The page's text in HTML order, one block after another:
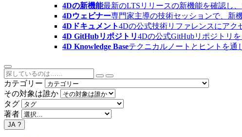
4Dの新機能最新のLTSリリースの新機能を確認し
4Dウェビナー専門家主導の技術セッションで、新
4Dドキュメント4Dの公式技術リファレンスにアク
4D GitHubリポジトリ4Dの公式GitHubリポジトリを
4D Knowledge Baseテクニカルノートとヒントを通
カテゴリー
その対象は誰か
タグ
著者
JA ?